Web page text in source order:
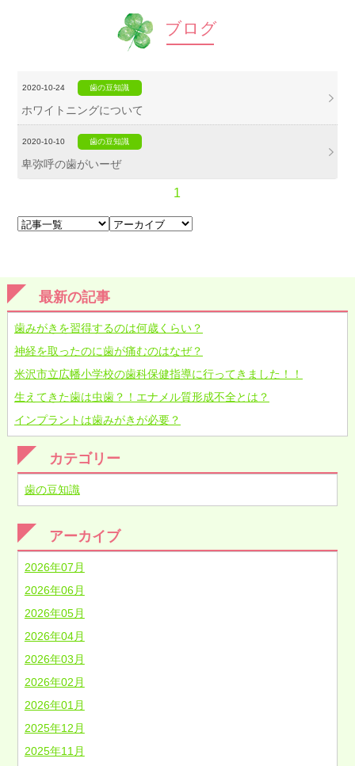
ブログ
2020-10-24 歯の豆知識
ホワイトニングについて
2020-10-10 歯の豆知識
卑弥呼の歯がいーぜ
1
最新の記事
歯みがきを習得するのは何歳くらい？
神経を取ったのに歯が痛むのはなぜ？
米沢市立広幡小学校の歯科保健指導に行ってきました！！
生えてきた歯は虫歯？！エナメル質形成不全とは？
インプラントは歯みがきが必要？
カテゴリー
歯の豆知識
アーカイブ
2026年07月
2026年06月
2026年05月
2026年04月
2026年03月
2026年02月
2026年01月
2025年12月
2025年11月